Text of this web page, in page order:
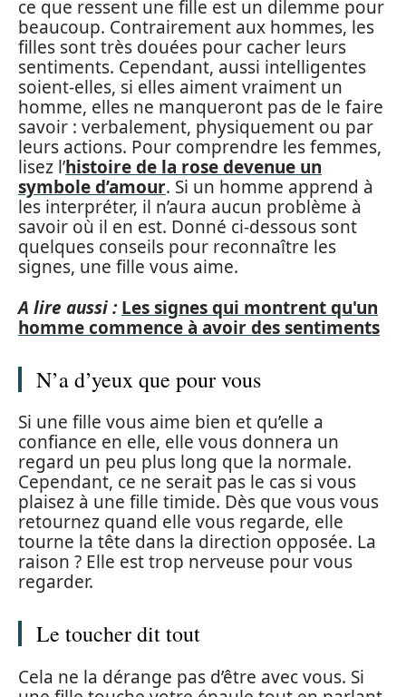
ce que ressent une fille est un dilemme pour
beaucoup. Contrairement aux hommes, les
filles sont très douées pour cacher leurs
sentiments. Cependant, aussi intelligentes
soient-elles, si elles aiment vraiment un
homme, elles ne manqueront pas de le faire
savoir : verbalement, physiquement ou par
leurs actions. Pour comprendre les femmes,
lisez l’histoire de la rose devenue un
symbole d’amour. Si un homme apprend à
les interpréter, il n’aura aucun problème à
savoir où il en est. Donné ci-dessous sont
quelques conseils pour reconnaître les
signes, une fille vous aime.
A lire aussi : Les signes qui montrent qu'un
homme commence à avoir des sentiments
N’a d’yeux que pour vous
Si une fille vous aime bien et qu’elle a
confiance en elle, elle vous donnera un
regard un peu plus long que la normale.
Cependant, ce ne serait pas le cas si vous
plaisez à une fille timide. Dès que vous vous
retournez quand elle vous regarde, elle
tourne la tête dans la direction opposée. La
raison ? Elle est trop nerveuse pour vous
regarder.
Le toucher dit tout
Cela ne la dérange pas d’être avec vous. Si